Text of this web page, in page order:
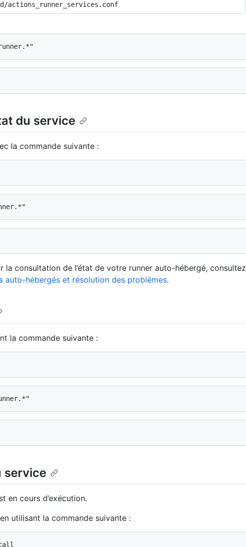
du service
la commande suivante :
la consultation de l’état de votre runner auto-hébergé, consultez
auto-hébergés et résolution des problèmes.
la commande suivante :
service
en cours d’exécution.
utilisant la commande suivante :